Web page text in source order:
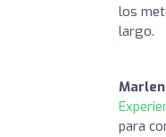
los
largo.
para